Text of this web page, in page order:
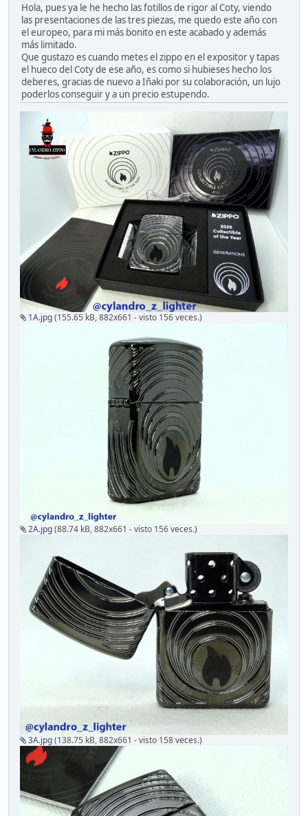
Hola, pues ya le he hecho las fotillos de rigor al Coty, viendo
las presentaciones de las tres piezas, me quedo este año con
el europeo, para mi más bonito en este acabado y además
más limitado.
Que gustazo es cuando metes el zippo en el expositor y tapas
el hueco del Coty de ese año, es como si hubieses hecho los
deberes, gracias de nuevo a Iñaki por su colaboración, un lujo
poderlos conseguir y a un precio estupendo.
1A.jpg(155.65 kB, 882x661 - visto 156 veces.)
2A.jpg(88.74 kB, 882x661 - visto 156 veces.)
3A.jpg(138.75 kB, 882x661 - visto 158 veces.)